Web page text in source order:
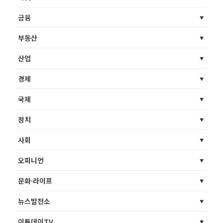
금융
부동산
산업
경제
국제
정치
사회
오피니언
문화·라이프
뉴스발전소